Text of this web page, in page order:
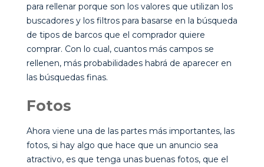
para rellenar porque son los valores que utilizan los
buscadores y los filtros para basarse en la búsqueda
de tipos de barcos que el comprador quiere
comprar. Con lo cual, cuantos más campos se
rellenen, más probabilidades habrá de aparecer en
las búsquedas finas.
Fotos
Ahora viene una de las partes más importantes, las
fotos, si hay algo que hace que un anuncio sea
atractivo, es que tenga unas buenas fotos, que el